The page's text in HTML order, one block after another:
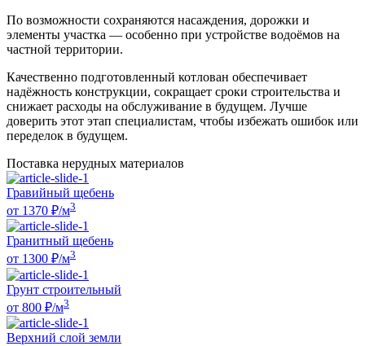
По возможности сохраняются насаждения, дорожки и
элементы участка — особенно при устройстве водоёмов на
частной территории.
Качественно подготовленный котлован обеспечивает
надёжность конструкции, сокращает сроки строительства и
снижает расходы на обслуживание в будущем. Лучше
доверить этот этап специалистам, чтобы избежать ошибок или
переделок в будущем.
Поставка нерудных материалов
Гравийный щебень
от 1370 ₽/м3
Гранитный щебень
от 1300 ₽/м3
Грунт строительный
от 800 ₽/м3
Верхний слой земли